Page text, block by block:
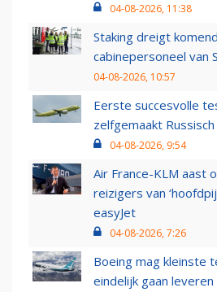
04-08-2026, 11:38
Staking dreigt
cabinepersoneel van
04-08-2026, 10:57
Eerste succesvolle
zelfgemaakt
04-08-2026, 9:54
Air France-KLM aast
reizigers van
easyJet
04-08-2026, 7:26
Boeing mag kleinste
eindelijk gaan leveren